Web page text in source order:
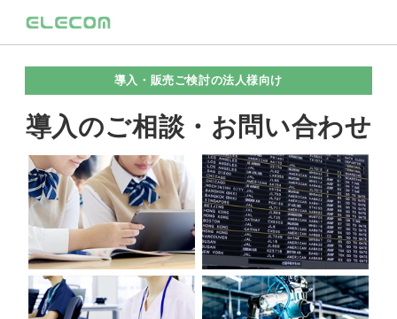
導入・販売ご検討の法人様向け
導入のご相談・お問い合わせ